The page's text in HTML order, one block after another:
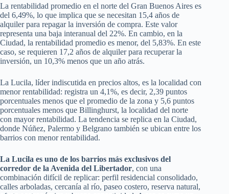
La rentabilidad promedio en el norte del Gran Buenos Aires es
del 6,49%, lo que implica que se necesitan 15,4 años de
alquiler para repagar la inversión de compra. Este valor
representa una baja interanual del 22%. En cambio, en la
Ciudad, la rentabilidad promedio es menor, del 5,83%. En este
caso, se requieren 17,2 años de alquiler para recuperar la
inversión, un 10,3% menos que un año atrás.
La Lucila, líder indiscutida en precios altos, es la localidad con
menor rentabilidad: registra un 4,1%, es decir, 2,39 puntos
porcentuales menos que el promedio de la zona y 5,6 puntos
porcentuales menos que Billinghurst, la localidad del norte
con mayor rentabilidad. La tendencia se replica en la Ciudad,
donde Núñez, Palermo y Belgrano también se ubican entre los
barrios con menor rentabilidad.
La Lucila es uno de los barrios más exclusivos del
corredor de la Avenida del Libertador, con una
combinación difícil de replicar: perfil residencial consolidado,
calles arboladas, cercanía al río, paseo costero, reserva natural,